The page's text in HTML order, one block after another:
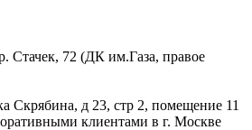
Стачек, 72 (ДК им.Газа, правое
Скрябина, д 23, стр 2, помещение 11
клиентами в г. Москве